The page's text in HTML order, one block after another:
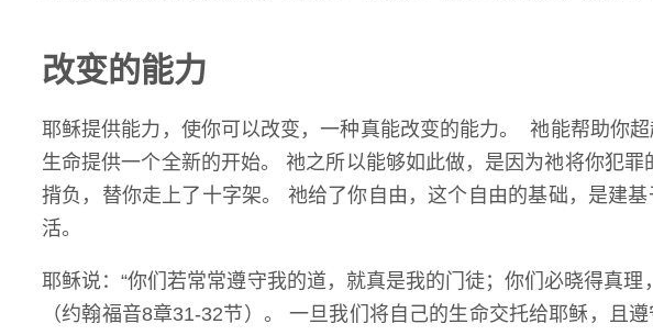
改变的能力
耶稣提供能力，使你可以改变，一种真能改变的能力。 祂能帮助你
生命提供一个全新的开始。 祂之所以能够如此做，是因为祂将你犯
揹负，替你走上了十字架。 祂给了你自由，这个自由的基础，是建
活。
耶稣说：“你们若常常遵守我的道，就真是我的门徒；你们必晓得真理
（约翰福音8章31-32节 ）。 一旦我们将自己的生命交托给耶稣，且